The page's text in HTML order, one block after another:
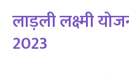
लाड़ली लक्ष्मी
2023